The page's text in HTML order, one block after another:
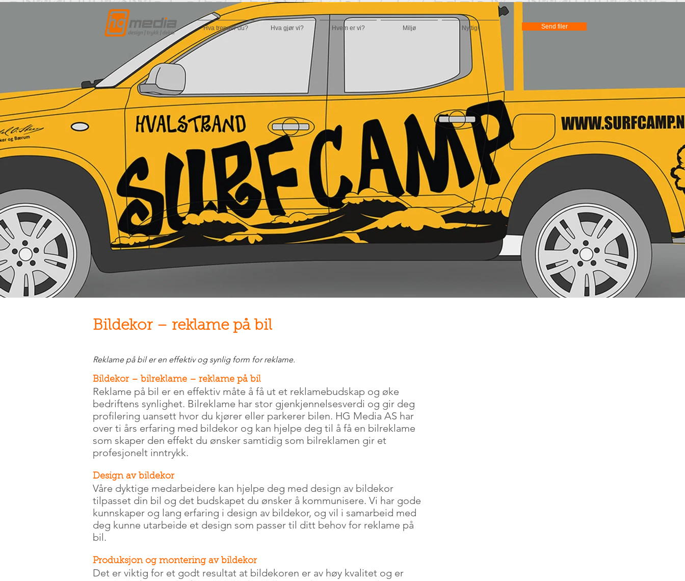
Hva trenger du? Hva gjør vi? Hvem er vi? Miljø Nyttig! Send filer
Bildekor – reklame på bil
Reklame på bil er en effektiv og synlig form for reklame.
Bildekor – bilreklame – reklame på bil
Reklame på bil er en effektiv måte å få ut et reklamebudskap og øke
bedriftens synlighet. Bilreklame har stor gjenkjennelsesverdi og gir deg
profilering uansett hvor du kjører eller parkerer bilen. HG Media AS har
over ti års erfaring med bildekor og kan hjelpe deg til å få en bilreklame
som skaper den effekt du ønsker samtidig som bilreklamen gir et
profesjonelt inntrykk.
Design av bildekor
Våre dyktige medarbeidere kan hjelpe deg med design av bildekor
tilpasset din bil og det budskapet du ønsker å kommunisere. Vi har gode
kunnskaper og lang erfaring i design av bildekor, og vil i samarbeid med
deg kunne utarbeide et design som passer til ditt behov for reklame på
bil.
Produksjon og montering av bildekor
Det er viktig for et godt resultat at bildekoren er av høy kvalitet og er